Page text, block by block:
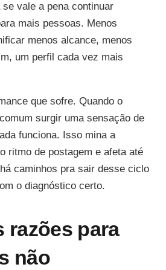
vale a pena continuar
mais pessoas. Menos
menos alcance, menos
um perfil cada vez mais
que sofre. Quando o
surgir uma sensação de
funciona. Isso mina a
ritmo de postagem e afeta até
caminhos pra sair desse ciclo
o diagnóstico certo.
razões para
não